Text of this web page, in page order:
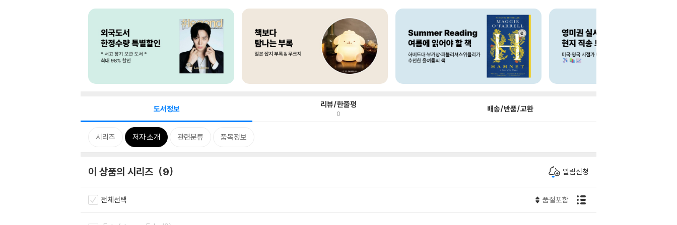
도서정보 리뷰/한줄평
0 배송/반품/교환
시리즈 저자 소개 관련분류 품목정보
이 상품의 시리즈 9 알림신청
전체선택 품절포함